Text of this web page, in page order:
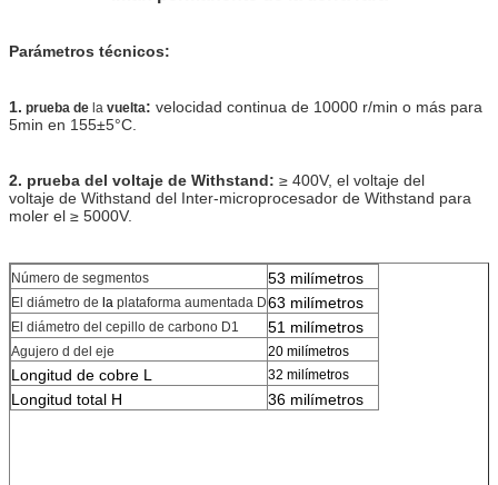
Parámetros técnicos:
1. prueba de la vuelta: velocidad continua de 10000 r/min o más para
5min en 155±5°C.
2. prueba del voltaje de Withstand: ≥ 400V, el voltaje del
voltaje de Withstand del Inter-microprocesador de Withstand para
moler el ≥ 5000V.
Número de segmentos 53 milímetros
El diámetro de la plataforma aumentada D63 milímetros
El diámetro del cepillo de carbono D1 51 milímetros
Agujero d del eje 20 milímetros
Longitud de cobre L 32 milímetros
Longitud total H 36 milímetros